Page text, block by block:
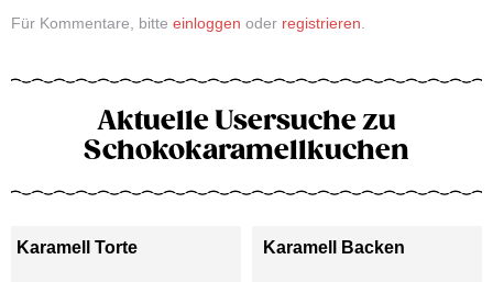
Für Kommentare, bitte einloggen oder registrieren.
Aktuelle Usersuche zu
Schokokaramellkuchen
Karamell Torte Karamell Backen